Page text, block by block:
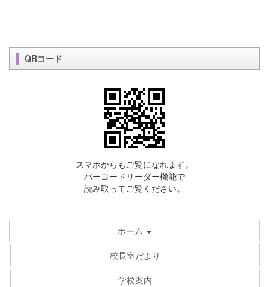
QRコード
スマホからもご覧になれます。
バーコードリーダー機能で
読み取ってご覧ください。
ホーム
校長室だより
学校案内